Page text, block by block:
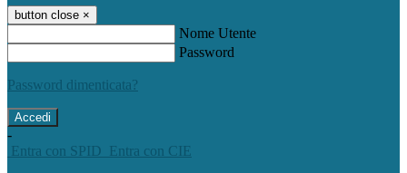
button close ×
Nome Utente
Password
Password dimenticata?
-
Entra con SPID
Entra con CIE